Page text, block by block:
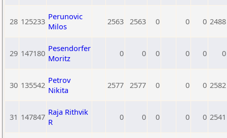
28 125233 Perunovic
Milos
2563 2563 0 0 0 2488
29 147180 Pesendorfer
Moritz
0 0 0 0 0 0
30 135542 Petrov
Nikita
2577 2577 0 0 0 2582
31 147847 Raja Rithvik
R
0 0 0 0 0 2541